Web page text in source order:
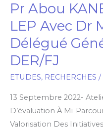
Pr Abou
LEP Avec Dr
Délégué
DER/FJ​
ETUDES, RECHERCHES /
13 Septembre 2022-
D’évaluation À Mi-
Valorisation Des
Pr
Abou
KANE,
Directeur
Du
LEP
Dr
Mame
Aby